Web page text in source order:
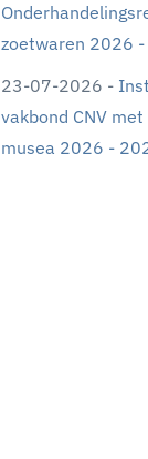
zoetwaren 2026
23-07-2026 -
vakbond CNV met
musea 2026 -